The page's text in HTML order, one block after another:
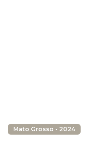
Mato Grosso - 2024